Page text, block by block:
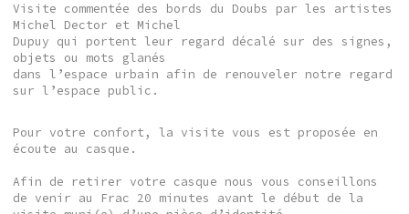
Visite commentée des bords du Doubs par les artistes
Michel Dector et Michel
Dupuy qui portent leur regard décalé sur des signes,
objets ou mots glanés
dans l’espace urbain afin de renouveler notre regard
sur l’espace public.
Pour votre confort, la visite vous est proposée en
écoute au casque.
Afin de retirer votre casque nous vous conseillons
de venir au Frac 20 minutes avant le début de la